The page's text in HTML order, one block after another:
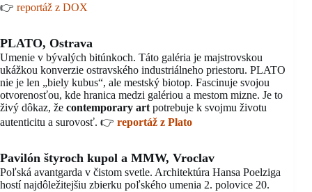
👉 reportáž z DOX
PLATO, Ostrava
Umenie v bývalých bitúnkoch. Táto galéria je majstrovskou
ukážkou konverzie ostravského industriálneho priestoru. PLATO
nie je len „biely kubus“, ale mestský biotop. Fascinuje svojou
otvorenosťou, kde hranica medzi galériou a mestom mizne. Je to
živý dôkaz, že contemporary art potrebuje k svojmu životu
autenticitu a surovosť. 👉 reportáž z Plato
Pavilón štyroch kupol a MMW, Vroclav
Poľská avantgarda v čistom svetle. Architektúra Hansa Poelziga
hostí najdôležitejšiu zbierku poľského umenia 2. polovice 20.